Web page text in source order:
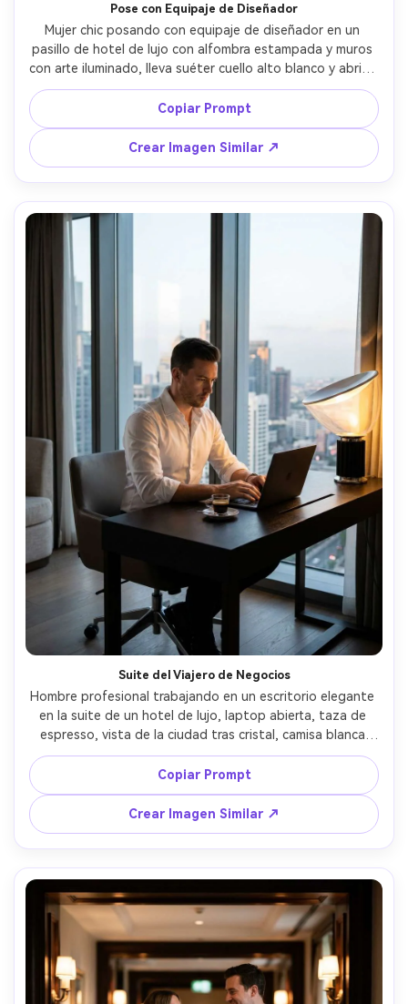
Pose con Equipaje de Diseñador
Mujer chic posando con equipaje de diseñador en un
pasillo de hotel de lujo con alfombra estampada y muros
con arte iluminado, lleva suéter cuello alto blanco y abrigo
camel, gafas en la cabeza, postura segura, luz suave
desde arriba, tomada con Canon R5, 50mm, cuadro
vertical de cuerpo entero, fotorrealista, estética
influencer de viajes de alto nivel --ar 4:5
Copiar Prompt
Crear Imagen Similar ↗
Suite del Viajero de Negocios
Hombre profesional trabajando en un escritorio elegante
en la suite de un hotel de lujo, laptop abierta, taza de
espresso, vista de la ciudad tras cristal, camisa blanca
impecable con mangas remangadas, expresión
concentrada, mezcla de luz natural y lámpara, capturado
con Nikon Z8, 50mm f/1.4, retrato medio cuerpo
espontáneo, fotorrealista, look editorial corporativo
moderno --ar 4:5
Copiar Prompt
Crear Imagen Similar ↗